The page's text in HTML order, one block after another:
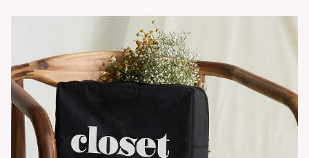
ritssluiting gemakkelijk en discreet borstvoeding geven
- Draag hem met een paar sportschoenen of sandalen
voor een trendy, casual alledaagse look.